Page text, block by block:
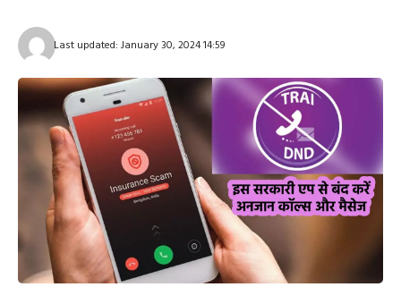
Last updated: January 30, 2024 14:59